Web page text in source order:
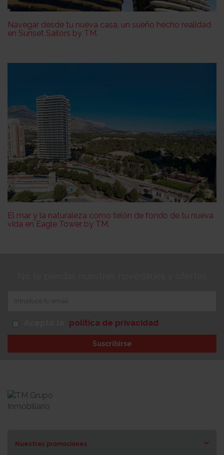
Navegar desde tu nueva casa, un sueño hecho realidad
en Sunset Sailors by TM.
El mar y la naturaleza como telón de fondo de tu nueva
vida en Eagle Tower by TM.
política de privacidad
Suscribirse
Nuestras promociones